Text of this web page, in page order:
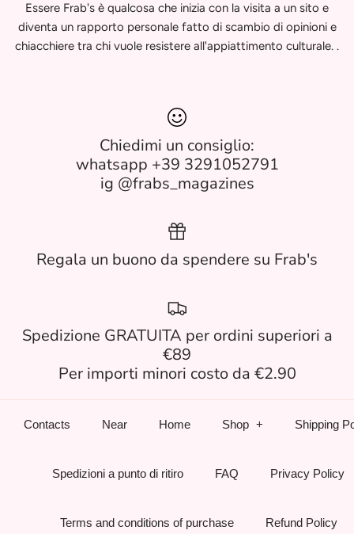
Essere Frab's è qualcosa che inizia con la visita a un sito e
diventa un rapporto personale fatto di scambio di opinioni e
chiacchiere tra chi vuole resistere all'appiattimento culturale. .
Chiedimi un consiglio:
whatsapp +39 3291052791
ig @frabs_magazines
Regala un buono da spendere su Frab's
Spedizione GRATUITA per ordini superiori a
€89
Per importi minori costo da €2.90
Contacts Near Home Shop Shipping
Spedizioni a punto di ritiro FAQ Privacy Policy
Terms and conditions of purchase Refund Policy